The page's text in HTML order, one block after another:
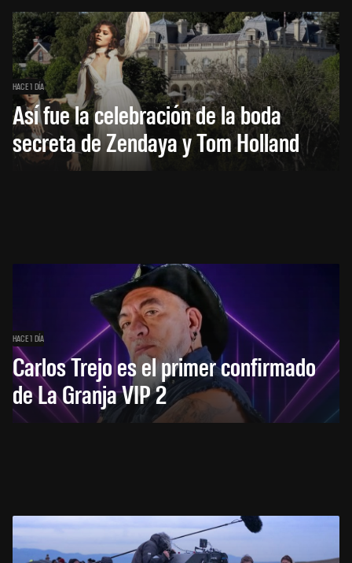
HACE 1 DÍA
Así fue la celebración de la boda
secreta de Zendaya y Tom Holland
HACE 1 DÍA
Carlos Trejo es el primer confirmado
de La Granja VIP 2